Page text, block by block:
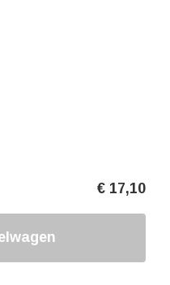
€ 17,10